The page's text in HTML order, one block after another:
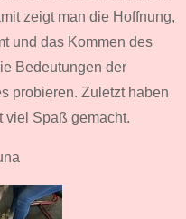
zeigt man die Hoffnung,
und das Kommen des
Bedeutungen der
probieren. Zuletzt haben
viel Spaß gemacht.